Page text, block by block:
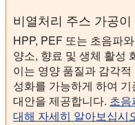
비열처리 주스 가공
HPP, PEF 또는 초음파
양소, 향료 및 생체 활성
이는 영양 품질과 감각
성화를 가능하게 하여
대안을 제공합니다. 초음
대해 자세히 알아보십시